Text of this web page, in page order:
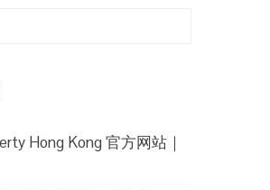
Hong Kong 官方网站｜